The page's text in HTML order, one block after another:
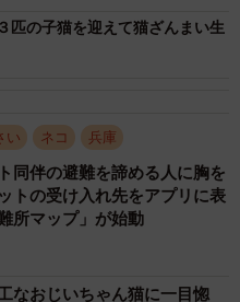
強するうちに、ペットシ
虐待される野良猫がいる
ゃん
の子猫を迎えて猫ざんまい生
い ネコ 兵庫
同伴の避難を諦める人に胸を
の受け入れ先をアプリに表
所マップ」が始動
なおじいちゃん猫に一目惚